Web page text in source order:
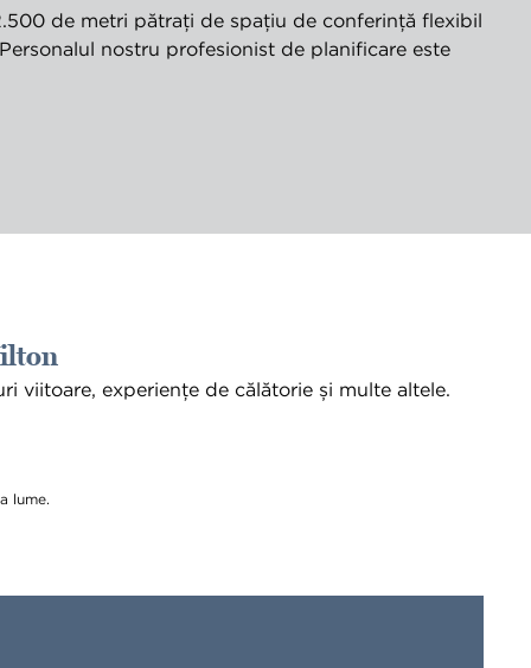
de metri pătrați de spațiu de conferință flexibil
nostru profesionist de planificare este
viitoare, experiențe de călătorie și multe altele.
filă nouă
lume.